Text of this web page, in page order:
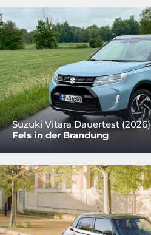
Suzuki Vitara Dauertest (2026)
Fels in der Brandung